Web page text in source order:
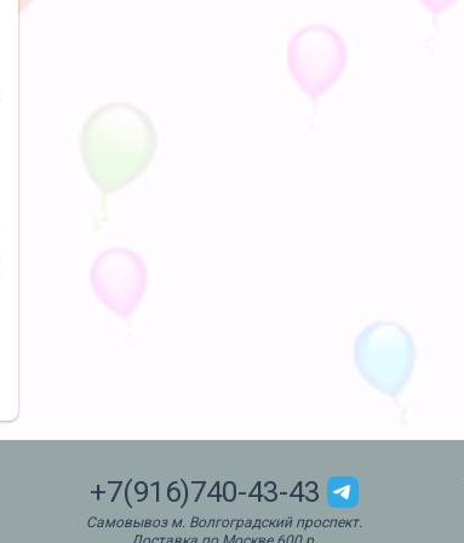
+7(916)740-43-43
Самовывоз м. Волгоградский проспект.